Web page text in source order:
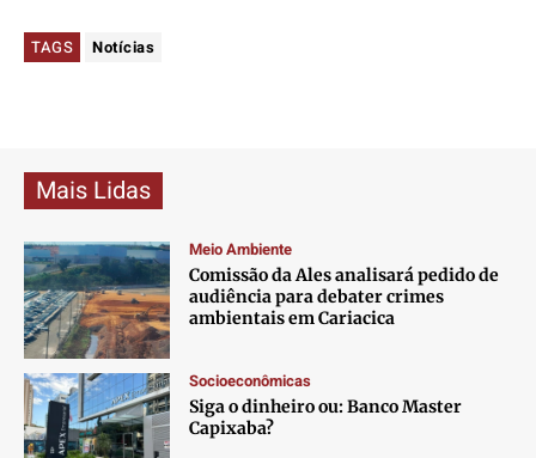
TAGS Notícias
Mais Lidas
Meio Ambiente
Comissão da Ales analisará pedido de
audiência para debater crimes
ambientais em Cariacica
Socioeconômicas
Siga o dinheiro ou: Banco Master
Capixaba?